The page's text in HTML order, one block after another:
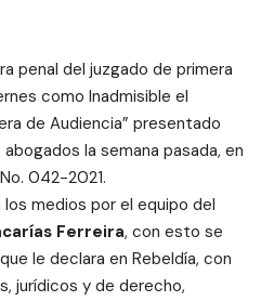
penal del juzgado de primera
como Inadmisible el
de Audiencia” presentado
abogados la semana pasada, en
042-2021.
los medios por el equipo del
Ferreira, con esto se
le declara en Rebeldía, con
jurídicos y de derecho,